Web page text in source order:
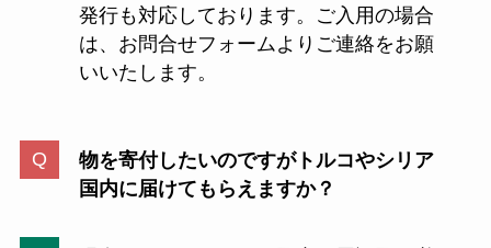
発行も対応しております。ご入用の場合
は、お問合せフォームよりご連絡をお願
いいたします。
物を寄付したいのですがトルコやシリア
国内に届けてもらえますか？